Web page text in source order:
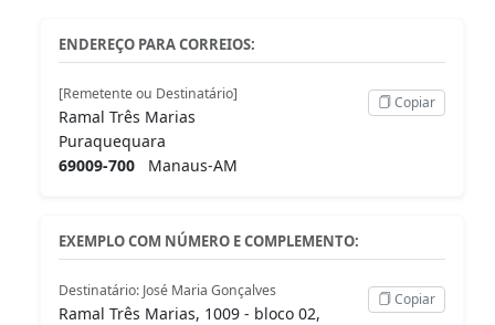
ENDEREÇO PARA CORREIOS:
[Remetente ou Destinatário]
Ramal Três Marias
Puraquequara
69009-700 Manaus-AM
Copiar
EXEMPLO COM NÚMERO E COMPLEMENTO:
Destinatário: José Maria Gonçalves
Ramal Três Marias, 1009 - bloco 02,
Copiar